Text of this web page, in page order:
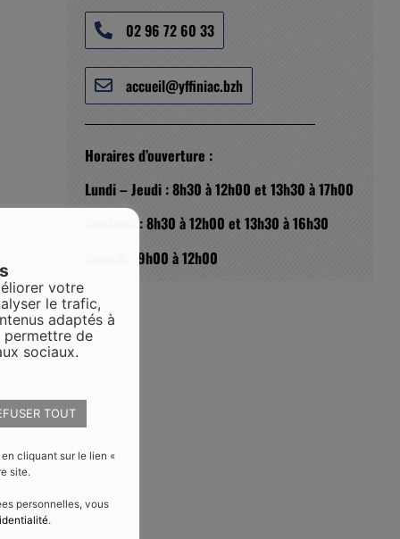
02 96 72 60 33
accueil@yffiniac.bzh
Horaires d’ouverture :
Lundi – Jeudi : 8h30 à 12h00 et 13h30 à 17h00
Vendredi : 8h30 à 12h00 et 13h30 à 16h30
Samedi : 9h00 à 12h00
votre
le trafic,
adaptés à
de
sociaux.
TOUT
cliquant sur le lien «
site.
personnelles, vous
.